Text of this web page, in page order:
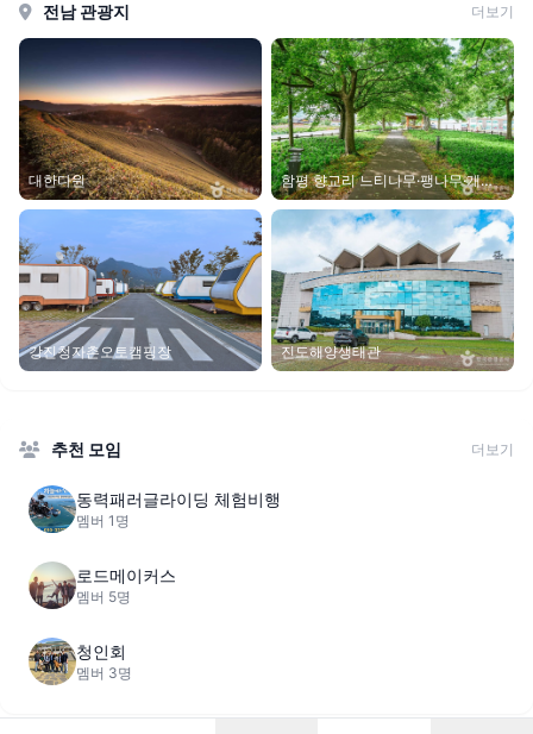
전남 관광지 더보기
대한다원
함평 향교리 느티나무·팽나무·개서
어나무 숲
강진청자촌오토캠핑장 진도해양생태관
추천 모임 더보기
동력패러글라이딩 체험비행
멤버 1명
로드메이커스
멤버 5명
청인회
멤버 3명